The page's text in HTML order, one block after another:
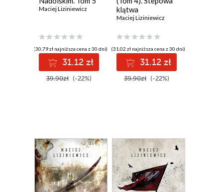
Maciej Liziniewicz
(30,79 zł najniższa cena z 30 dni)
31.12 zł
39.90zł (-22%)
klątwa
Maciej Liziniewicz
(31,02 zł najniższa cena z 30 dni)
31.12 zł
39.90zł (-22%)